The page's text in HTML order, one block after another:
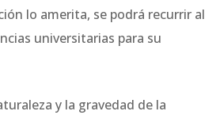
lo amerita, se podrá recurrir al
universitarias para su
y la gravedad de la